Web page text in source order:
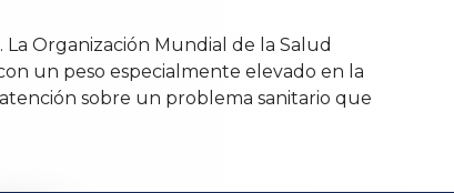
Organización Mundial de la Salud
un peso especialmente elevado en la
sobre un problema sanitario que